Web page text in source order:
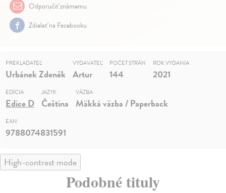
Odporučiť známemu
Zdielať na Facebooku
PREKLADATEĽ
Urbánek Zdeněk
VYDAVATEĽ
Artur
POČET STRÁN
144
ROK VYDANIA
2021
EDÍCIA
Edice D
JAZYK
Čeština
VÄZBA
Mäkká väzba / Paperback
EAN
9788074831591
High-contrast mode
Podobné tituly